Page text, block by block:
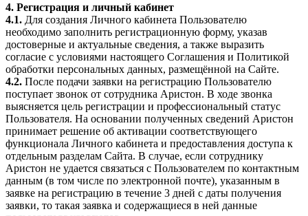
4. Регистрация и личный кабинет
4.1. Для создания Личного кабинета Пользователю
необходимо заполнить регистрационную форму, указав
достоверные и актуальные сведения, а также выразить
согласие с условиями настоящего Соглашения и Политикой
обработки персональных данных, размещённой на Сайте.
4.2. После подачи заявки на регистрацию Пользователю
поступает звонок от сотрудника Аристон. В ходе звонка
выясняется цель регистрации и профессиональный статус
Пользователя. На основании полученных сведений Аристон
принимает решение об активации соответствующего
функционала Личного кабинета и предоставления доступа к
отдельным разделам Сайта. В случае, если сотруднику
Аристон не удается связаться с Пользователем по контактным
данным (в том числе по электронной почте), указанным в
заявке на регистрацию в течение 3 дней с даты получения
заявки, то такая заявка и содержащиеся в ней данные